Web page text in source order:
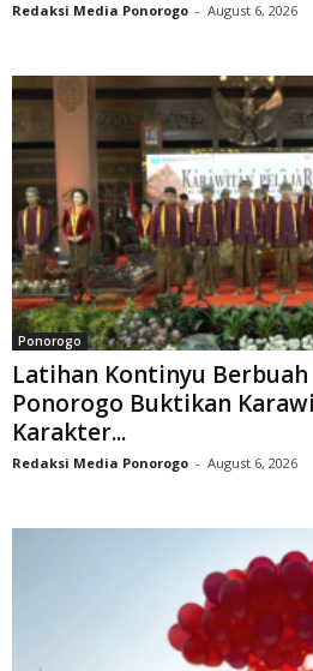
Redaksi Media Ponorogo - August 6, 2026
Ponorogo
Latihan Kontinyu Berbuah
Ponorogo Buktikan
Karakter...
Redaksi Media Ponorogo - August 6, 2026